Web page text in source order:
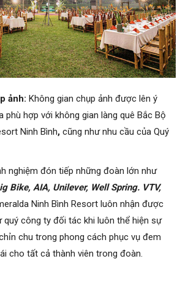
ảnh: Không gian chụp ảnh được lên ý
phù hợp với không gian làng quê Bắc Bộ
Ninh Bình, cũng như nhu cầu của Quý
nghiệm đón tiếp những đoàn lớn như
Bike, AIA, Unilever, Well Spring. VTV,
Ninh Bình Resort luôn nhận được
quý công ty đối tác khi luôn thể hiện sự
chu trong phong cách phục vụ đem
cho tất cả thành viên trong đoàn.